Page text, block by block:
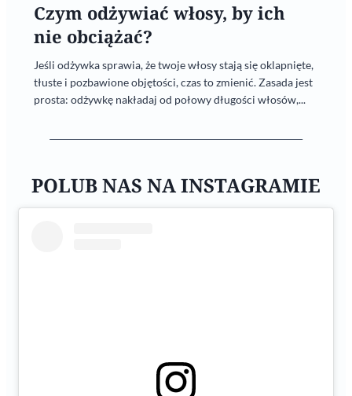
Czym odżywiać włosy, by ich
nie obciążać?
Jeśli odżywka sprawia, że twoje włosy stają się oklapnięte,
tłuste i pozbawione objętości, czas to zmienić. Zasada jest
prosta: odżywkę nakładaj od połowy długości włosów,...
POLUB NAS NA INSTAGRAMIE